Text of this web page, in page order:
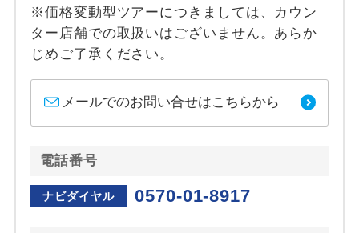
※価格変動型ツアーにつきましては、カウン
ター店舗での取扱いはございません。あらか
じめご了承ください。
メールでのお問い合せはこちらから
電話番号
ナビダイヤル 0570-01-8917